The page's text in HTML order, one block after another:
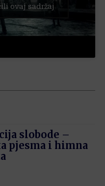
ovaj sadržaj
slobode –
pjesma i himna